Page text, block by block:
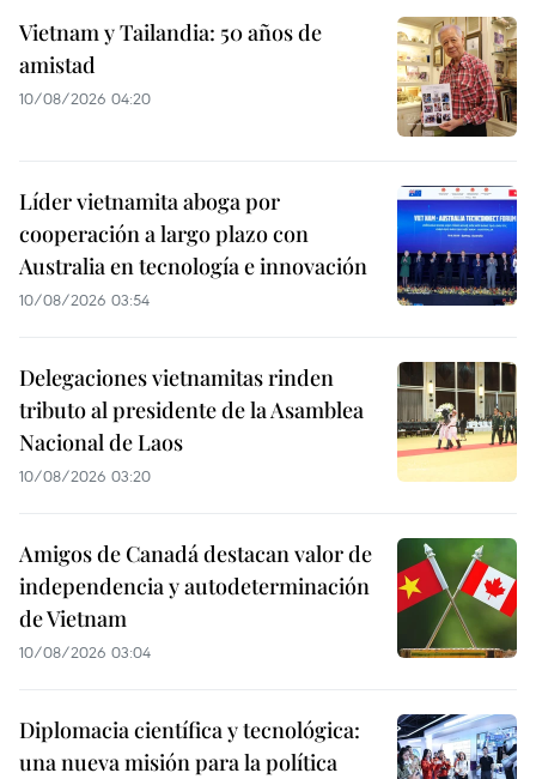
Vietnam y Tailandia: 50 años de
amistad
10/08/2026 04:20
Líder vietnamita aboga por
cooperación a largo plazo con
Australia en tecnología e innovación
10/08/2026 03:54
Delegaciones vietnamitas rinden
tributo al presidente de la Asamblea
Nacional de Laos
10/08/2026 03:20
Amigos de Canadá destacan valor de
independencia y autodeterminación
de Vietnam
10/08/2026 03:04
Diplomacia científica y tecnológica:
una nueva misión para la política